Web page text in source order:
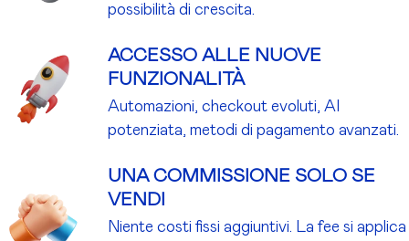
possibilità di crescita.
ACCESSO ALLE NUOVE
FUNZIONALITÀ
Automazioni, checkout evoluti, AI
potenziata, metodi di pagamento avanzati.
UNA COMMISSIONE SOLO SE
VENDI
Niente costi fissi aggiuntivi. La fee si applica